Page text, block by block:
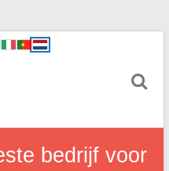
bedrijf voor